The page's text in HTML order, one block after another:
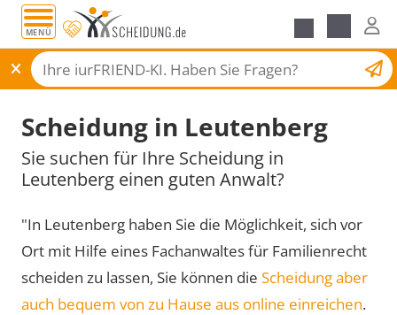
MENÜ
Scheidungsantrag
Scheidung in Leutenberg
Sie suchen für Ihre Scheidung in
Leutenberg einen guten Anwalt?
"In Leutenberg haben Sie die Möglichkeit, sich vor
Ort mit Hilfe eines Fachanwaltes für Familienrecht
scheiden zu lassen, Sie können die Scheidung aber
auch bequem von zu Hause aus online einreichen.